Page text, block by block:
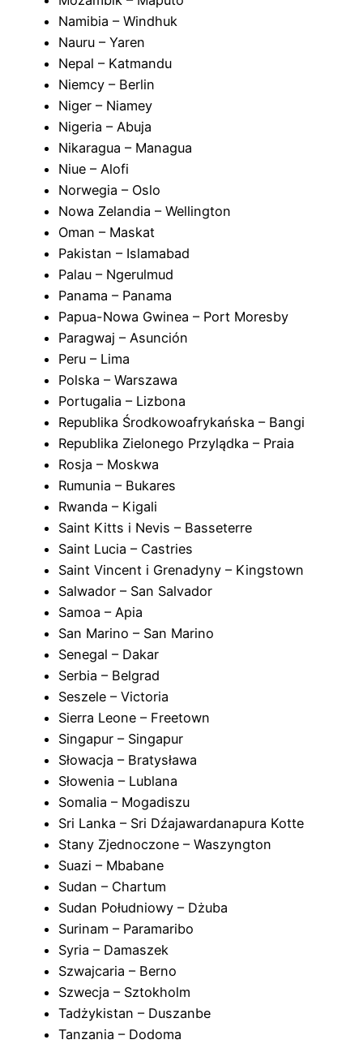
Namibia – Windhuk
Nauru – Yaren
Nepal – Katmandu
Niemcy – Berlin
Niger – Niamey
Nigeria – Abuja
Nikaragua – Managua
Niue – Alofi
Norwegia – Oslo
Nowa Zelandia – Wellington
Oman – Maskat
Pakistan – Islamabad
Palau – Ngerulmud
Panama – Panama
Papua-Nowa Gwinea – Port Moresby
Paragwaj – Asunción
Peru – Lima
Polska – Warszawa
Portugalia – Lizbona
Republika Środkowoafrykańska – Bangi
Republika Zielonego Przylądka – Praia
Rosja – Moskwa
Rumunia – Bukares
Rwanda – Kigali
Saint Kitts i Nevis – Basseterre
Saint Lucia – Castries
Saint Vincent i Grenadyny – Kingstown
Salwador – San Salvador
Samoa – Apia
San Marino – San Marino
Senegal – Dakar
Serbia – Belgrad
Seszele – Victoria
Sierra Leone – Freetown
Singapur – Singapur
Słowacja – Bratysława
Słowenia – Lublana
Somalia – Mogadiszu
Sri Lanka – Sri Dźajawardanapura Kotte
Stany Zjednoczone – Waszyngton
Suazi – Mbabane
Sudan – Chartum
Sudan Południowy – Dżuba
Surinam – Paramaribo
Syria – Damaszek
Szwajcaria – Berno
Szwecja – Sztokholm
Tadżykistan – Duszanbe
Tanzania – Dodoma